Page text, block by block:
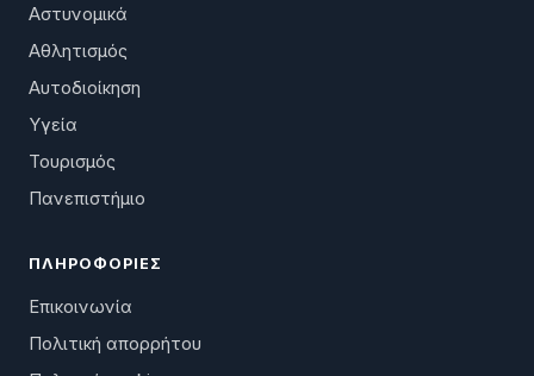
Αστυνομικά
Αθλητισμός
Αυτοδιοίκηση
Υγεία
Τουρισμός
Πανεπιστήμιο
ΠΛΗΡΟΦΟΡΊΕΣ
Επικοινωνία
Πολιτική απορρήτου